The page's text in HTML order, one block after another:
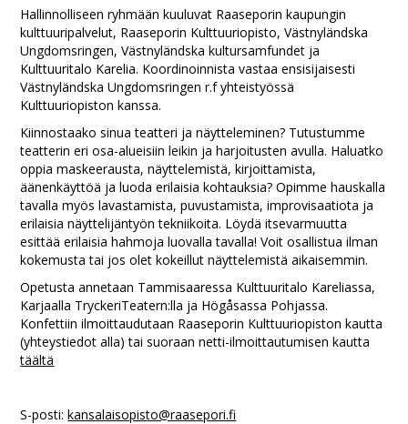
Hallinnolliseen ryhmään kuuluvat Raaseporin kaupungin
kulttuuripalvelut, Raaseporin Kulttuuriopisto, Västnyländska
Ungdomsringen, Västnyländska kultursamfundet ja
Kulttuuritalo Karelia. Koordinoinnista vastaa ensisijaisesti
Västnyländska Ungdomsringen r.f yhteistyössä
Kulttuuriopiston kanssa.
Kiinnostaako sinua teatteri ja näytteleminen? Tutustumme
teatterin eri osa-alueisiin leikin ja harjoitusten avulla. Haluatko
oppia maskeerausta, näyttelemistä, kirjoittamista,
äänenkäyttöä ja luoda erilaisia kohtauksia? Opimme hauskalla
tavalla myös lavastamista, puvustamista, improvisaatiota ja
erilaisia näyttelijäntyön tekniikoita. Löydä itsevarmuutta
esittää erilaisia hahmoja luovalla tavalla! Voit osallistua ilman
kokemusta tai jos olet kokeillut näyttelemistä aikaisemmin.
Opetusta annetaan Tammisaaressa Kulttuuritalo Kareliassa,
Karjaalla TryckeriTeatern:lla ja Högåsassa Pohjassa.
Konfettiin ilmoittaudutaan Raaseporin Kulttuuriopiston kautta
(yhteystiedot alla) tai suoraan netti-ilmoittautumisen kautta
täältä
S-posti:kansalaisopisto@raasepori.fi